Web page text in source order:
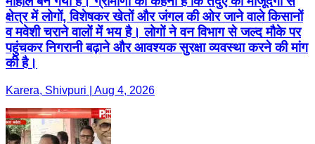
क्षेत्र में लोगों, विशेषकर खेतों और जंगल की ओर जाने वाले किसानों
व मवेशी चराने वालों में भय है। लोगों ने वन विभाग से जल्द मौके पर
पहुंचकर निगरानी बढ़ाने और आवश्यक सुरक्षा व्यवस्था करने की मांग
की है।
Karera, Shivpuri | Aug 4, 2026